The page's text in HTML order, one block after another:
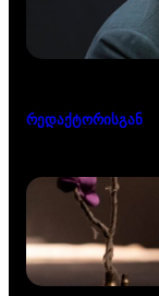
რედაქტორისგან